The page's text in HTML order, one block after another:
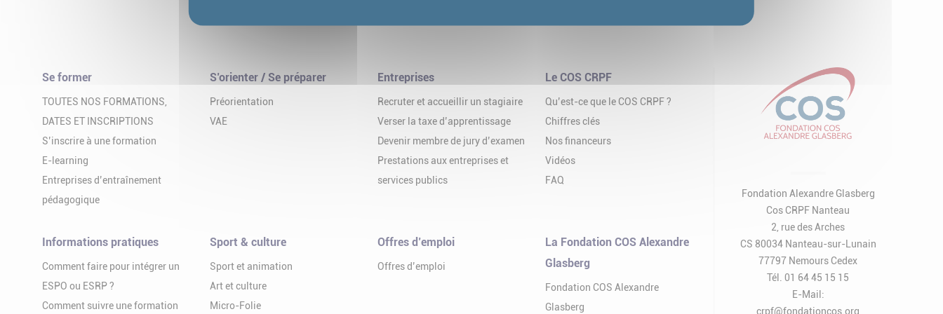
Se former
TOUTES NOS FORMATIONS,
DATES ET INSCRIPTIONS
S’inscrire à une formation
E-learning
Entreprises d’entraînement
pédagogique
S’orienter / Se préparer
Préorientation
VAE
Entreprises
Recruter et accueillir un stagiaire
Verser la taxe d’apprentissage
Devenir membre de jury d’examen
Prestations aux entreprises et
services publics
Le COS CRPF
Qu’est-ce que le COS CRPF ?
Chiffres clés
Nos financeurs
Vidéos
FAQ
Informations pratiques
Comment faire pour intégrer un
ESPO ou ESRP ?
Comment suivre une formation
Sport & culture
Sport et animation
Art et culture
Micro-Folie
Offres d’emploi
Offres d’emploi
La Fondation COS Alexandre
Glasberg
Fondation COS Alexandre
Glasberg
Fondation Alexandre Glasberg
Cos CRPF Nanteau
2, rue des Arches
CS 80034 Nanteau-sur-Lunain
77797 Nemours Cedex
Tél. 01 64 45 15 15
E-Mail:
crpf@fondationcos.org